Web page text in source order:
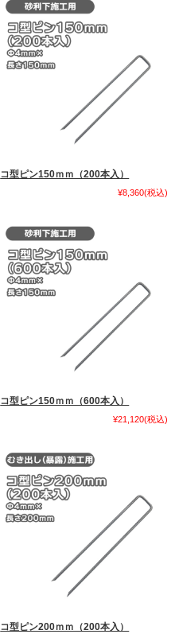
コ型ピン150ｍｍ（200本入）
¥8,360(税込)
コ型ピン150ｍｍ（600本入）
¥21,120(税込)
コ型ピン200ｍｍ（200本入）